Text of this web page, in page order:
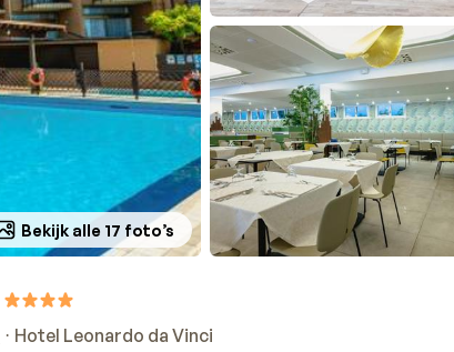
Bekijk alle 17 foto’s
Hotel Leonardo da Vinci